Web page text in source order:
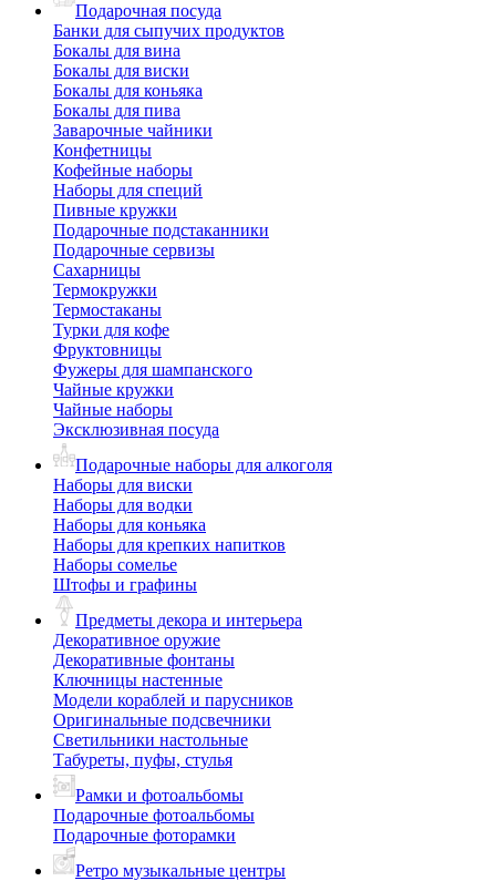
Подарочная посуда
Банки для сыпучих продуктов
Бокалы для вина
Бокалы для виски
Бокалы для коньяка
Бокалы для пива
Заварочные чайники
Конфетницы
Кофейные наборы
Наборы для специй
Пивные кружки
Подарочные подстаканники
Подарочные сервизы
Сахарницы
Термокружки
Термостаканы
Турки для кофе
Фруктовницы
Фужеры для шампанского
Чайные кружки
Чайные наборы
Эксклюзивная посуда
Подарочные наборы для алкоголя
Наборы для виски
Наборы для водки
Наборы для коньяка
Наборы для крепких напитков
Наборы сомелье
Штофы и графины
Предметы декора и интерьера
Декоративное оружие
Декоративные фонтаны
Ключницы настенные
Модели кораблей и парусников
Оригинальные подсвечники
Светильники настольные
Табуреты, пуфы, стулья
Рамки и фотоальбомы
Подарочные фотоальбомы
Подарочные фоторамки
Ретро музыкальные центры